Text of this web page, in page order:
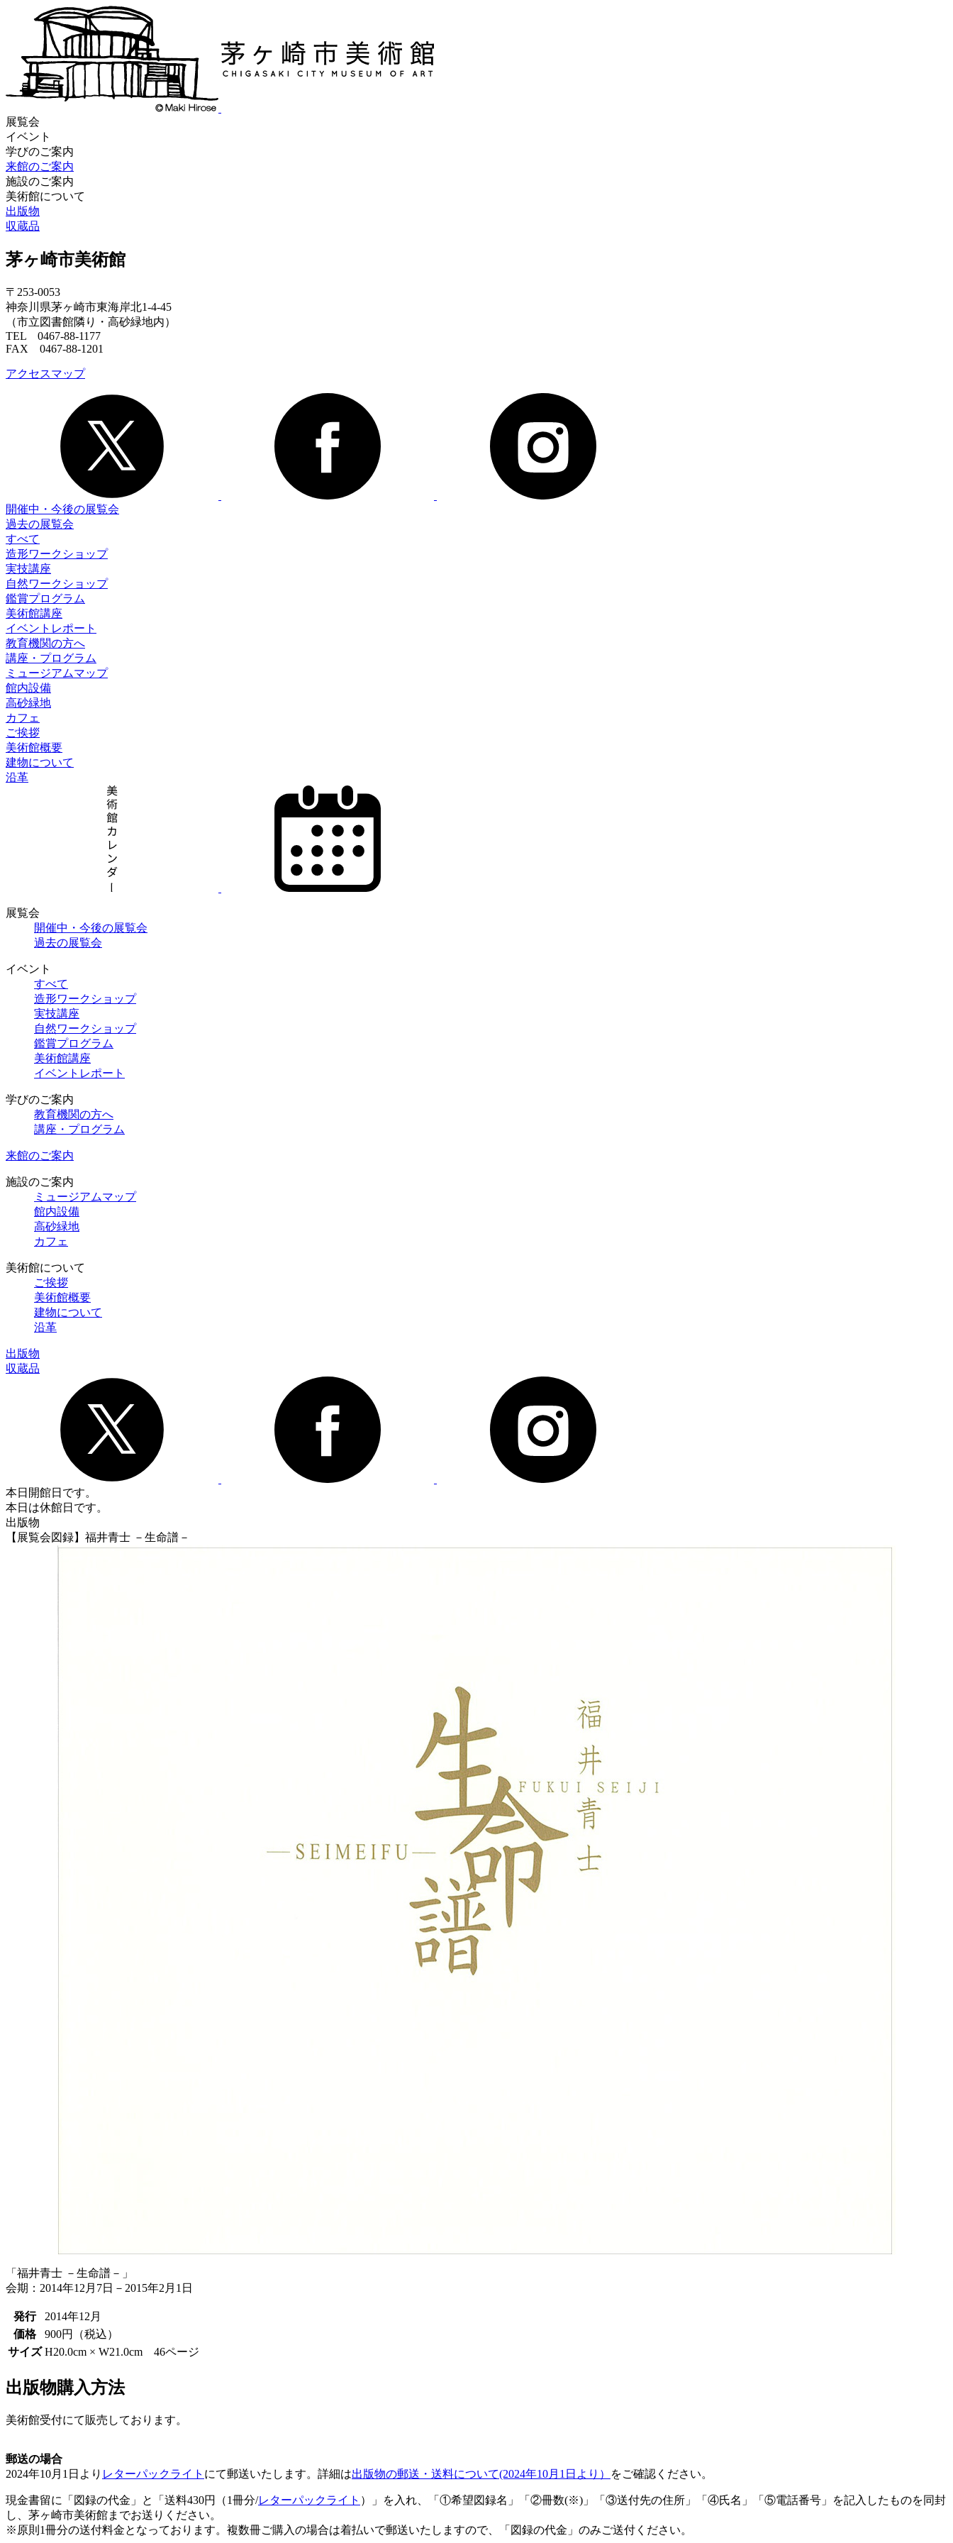
展覧会
イベント
学びのご案内
来館のご案内
施設のご案内
美術館について
出版物
収蔵品
茅ヶ崎市美術館
〒253-0053
神奈川県茅ヶ崎市東海岸北1-4-45
（市立図書館隣り・高砂緑地内）
TEL 0467-88-1177
FAX 0467-88-1201
アクセスマップ
開催中・今後の展覧会
過去の展覧会
すべて
造形ワークショップ
実技講座
自然ワークショップ
鑑賞プログラム
美術館講座
イベントレポート
教育機関の方へ
講座・プログラム
ミュージアムマップ
館内設備
高砂緑地
カフェ
ご挨拶
美術館概要
建物について
沿革
展覧会
開催中・今後の展覧会
過去の展覧会
イベント
すべて
造形ワークショップ
実技講座
自然ワークショップ
鑑賞プログラム
美術館講座
イベントレポート
学びのご案内
教育機関の方へ
講座・プログラム
来館のご案内
施設のご案内
ミュージアムマップ
館内設備
高砂緑地
カフェ
美術館について
ご挨拶
美術館概要
建物について
沿革
出版物
収蔵品
本日開館日です。
本日は休館日です。
出版物
【展覧会図録】福井青士 －生命譜－
「福井青士 －生命譜－」
会期：2014年12月7日－2015年2月1日
発行
2014年12月
価格
900円（税込）
サイズ H20.0cm × W21.0cm 46ページ
出版物購入方法
美術館受付にて販売しております。
郵送の場合
2024年10月1日より レターパックライト にて郵送いたします。詳細は出版物の郵送・送料について(2024年10月1日より） をご確認ください。
現金書留に「図録の代金」と「送料430円（1冊分/レターパックライト ）」を入れ、「①希望図録名」「②冊数(※)」「③送付先の住所」「④氏名」「⑤電話番号」を記入したものを同封
し、茅ヶ崎市美術館までお送りください。
※原則1冊分の送付料金となっております。複数冊ご購入の場合は着払いで郵送いたしますので、「図録の代金」のみご送付ください。